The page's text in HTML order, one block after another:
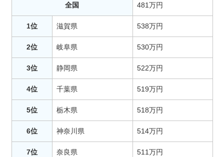
全国 481万円
1位 滋賀県 538万円
2位 岐阜県 530万円
3位 静岡県 522万円
4位 千葉県 519万円
5位 栃木県 518万円
6位 神奈川県 514万円
7位 奈良県 511万円